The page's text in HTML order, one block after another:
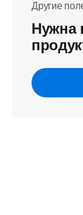
Другие
Нужна